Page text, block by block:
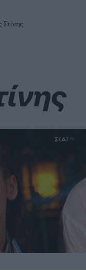
Στίνης